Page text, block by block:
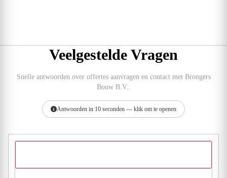
Veelgestelde Vragen
Snelle antwoorden over offertes aanvragen en contact met Brongers
Bouw B.V..
Antwoorden in 10 seconden — klik om te openen